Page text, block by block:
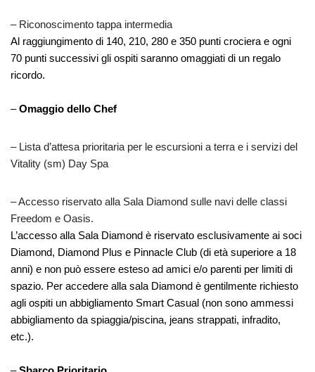
– Riconoscimento tappa intermedia
Al raggiungimento di 140, 210, 280 e 350 punti crociera e ogni
70 punti successivi gli ospiti saranno omaggiati di un regalo
ricordo.
–Omaggio dello Chef
– Lista d’attesa prioritaria per le escursioni a terra e i servizi del
Vitality (sm) Day Spa
– Accesso riservato alla Sala Diamond sulle navi delle classi
Freedom e Oasis.
L’accesso alla Sala Diamond è riservato esclusivamente ai soci
Diamond, Diamond Plus e Pinnacle Club (di età superiore a 18
anni) e non può essere esteso ad amici e/o parenti per limiti di
spazio. Per accedere alla sala Diamond è gentilmente richiesto
agli ospiti un abbigliamento Smart Casual (non sono ammessi
abbigliamento da spiaggia/piscina, jeans strappati, infradito,
etc.).